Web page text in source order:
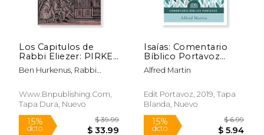
12%
dcto.
$ 10.90
$ 9.62
50%
dcto.
Los Capitulos de
Rabbi Eliezer: PIRKE
DE RABBI ELIEZER:
Comentarios a la
Talmud y Midrash
Ben Hurkenus, Rabbi
Mijael
Www.bnpublishing.com,
Tapa Dura, Nuevo
Isaías: Comentario
Bíblico Portavoz
(Comentario Bíblico
Portavoz
Alfred Martin
Edit Portavoz, 2019, Tapa
Blanda, Nuevo